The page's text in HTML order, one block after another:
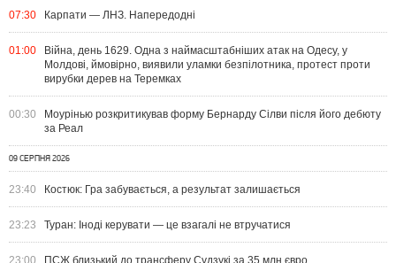
07:30 Карпати — ЛНЗ. Напередодні
01:00
Війна, день 1629. Одна з наймасштабніших атак на Одесу, у
Молдові, ймовірно, виявили уламки безпілотника, протест проти
вирубки дерев на Теремках
00:30
Моурінью розкритикував форму Бернарду Сілви після його дебюту
за Реал
09 СЕРПНЯ 2026
23:40 Костюк: Гра забувається, а результат залишається
23:23 Туран: Іноді керувати — це взагалі не втручатися
23:00 ПСЖ близький до трансферу Судзукі за 35 млн євро